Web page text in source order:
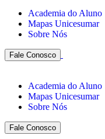
Academia do Aluno
Mapas Unicesumar
Sobre Nós
Fale Conosco
Academia do Aluno
Mapas Unicesumar
Sobre Nós
Fale Conosco